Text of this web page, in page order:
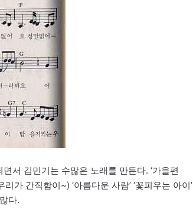
서 김민기는 수많은 노래를 만든다. ‘가을편
가 간직함이~) ‘아름다운 사람’ ‘꽃피우는 아이’
다.